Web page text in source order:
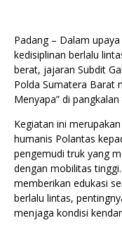
Padang – Dalam
kedisiplinan berlalu
berat, jajaran Subdit
Polda Sumatera Barat
Menyapa” di
Kegiatan ini
humanis Polantas
pengemudi truk yang
dengan mobilitas
memberikan edukasi
berlalu lintas,
menjaga kondisi